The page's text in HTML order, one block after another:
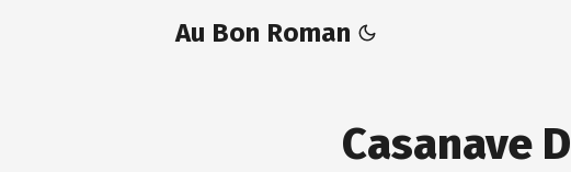
Au Bon Roman
Casanave D